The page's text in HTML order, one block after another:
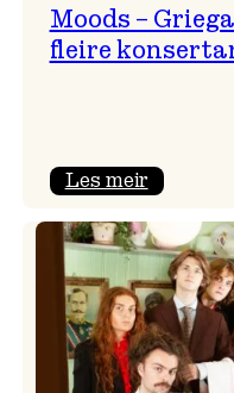
Moods –
fleire
Les meir:
–
speler
fleire
gjennom